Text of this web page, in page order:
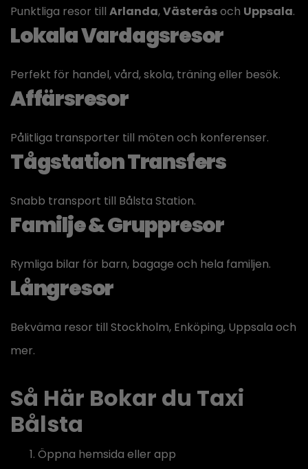
Punktliga resor till Arlanda,Västeråsoch Uppsala.
Lokala Vardagsresor
Perfekt för handel, vård, skola, träning eller besök.
Affärsresor
Pålitliga transporter till möten och konferenser.
Tågstation Transfers
Snabb transport till Bålsta Station.
Familje & Gruppresor
Rymliga bilar för barn, bagage och hela familjen.
Långresor
Bekväma resor till Stockholm, Enköping, Uppsala och
mer.
Så Här Bokar du Taxi
Bålsta
Öppna hemsida eller app